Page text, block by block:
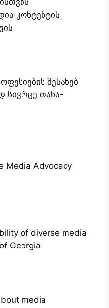
კონტენტის
შესახებ
სივრცე თანა-
Media Advocacy
of diverse media
Georgia
media